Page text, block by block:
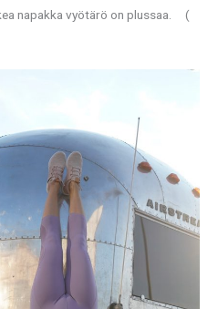
napakka vyötärö on plussaa. (